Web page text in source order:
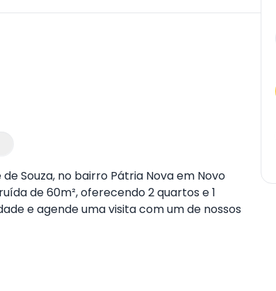
Souza, no bairro Pátria Nova em Novo
de 60m², oferecendo 2 quartos e 1
e agende uma visita com um de nossos